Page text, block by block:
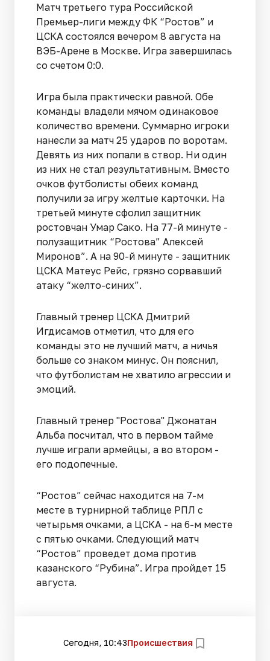
Матч третьего тура Российской
Премьер-лиги между ФК “Ростов” и
ЦСКА состоялся вечером 8 августа на
ВЭБ-Арене в Москве. Игра завершилась
со счетом 0:0.
Игра была практически равной. Обе
команды владели мячом одинаковое
количество времени. Суммарно игроки
нанесли за матч 25 ударов по воротам.
Девять из них попали в створ. Ни один
из них не стал результативным. Вместо
очков футболисты обеих команд
получили за игру желтые карточки. На
третьей минуте сфолил защитник
ростовчан Умар Сако. На 77-й минуте -
полузащитник “Ростова” Алексей
Миронов”. А на 90-й минуте - защитник
ЦСКА Матеус Рейс, грязно сорвавший
атаку “желто-синих”.
Главный тренер ЦСКА Дмитрий
Игдисамов отметил, что для его
команды это не лучший матч, а ничья
больше со знаком минус. Он пояснил,
что футболистам не хватило агрессии и
эмоций.
Главный тренер "Ростова" Джонатан
Альба посчитал, что в первом тайме
лучше играли армейцы, а во втором -
его подопечные.
“Ростов” сейчас находится на 7-м
месте в турнирной таблице РПЛ с
четырьмя очками, а ЦСКА - на 6-м месте
с пятью очками. Следующий матч
“Ростов” проведет дома против
казанского “Рубина”. Игра пройдет 15
августа.
Сегодня, 10:43Происшествия